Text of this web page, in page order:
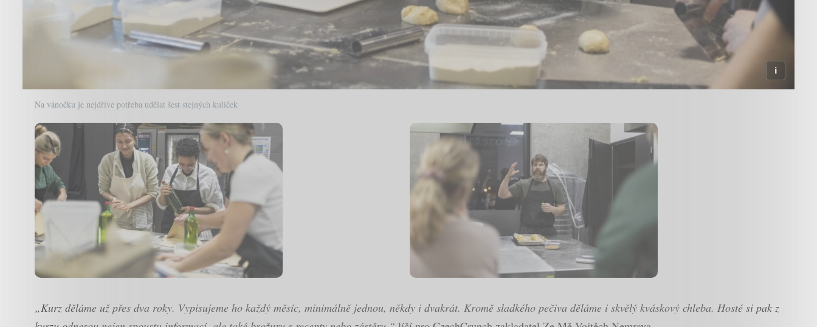
Na vánočku je nejdříve potřeba udělat šest stejných kuliček
„Kurz děláme už přes dva roky. Vypisujeme ho každý měsíc, minimálně jednou, někdy i dvakrát. Kromě sladkého pečiva děláme i skvělý kváskový chleba. Hosté si pak z